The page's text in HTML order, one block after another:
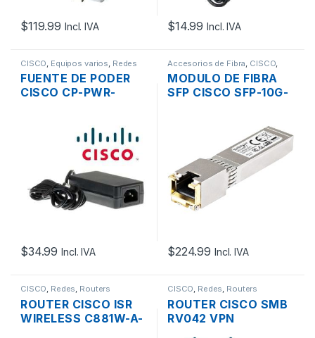
$119.99 Incl. IVA $14.99 Incl. IVA
CISCO Equipos varios Redes
FUENTE DE PODER
CISCO CP-PWR-
TELÉFONOS IP
$34.99 Incl. IVA
Accesorios de Fibra CISCO
MODULO DE FIBRA
SFP CISCO SFP-10G-
$224.99 Incl. IVA
CISCO Redes Routers
ROUTER CISCO ISR
WIRELESS C881W-A-
CISCO Redes Routers
ROUTER CISCO SMB
RV042 VPN